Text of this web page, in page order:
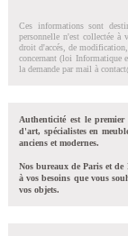
Ces informations sont
personnelle n'est collectée à
droit d'accés, de
concernant (loi Informatique
la demande par mail à
Authenticité est le premier
d'art, spécialistes en
anciens et modernes.
Nos bureaux de Paris et
à vos besoins que vous
vos objets.